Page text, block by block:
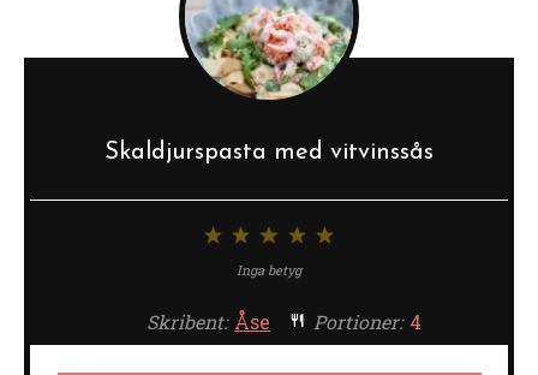
Skaldjurspasta med vitvinssås
4
3
stjärnor
stjärnor
stjärna
Inga betyg
Skribent: Åse Portioner: 4